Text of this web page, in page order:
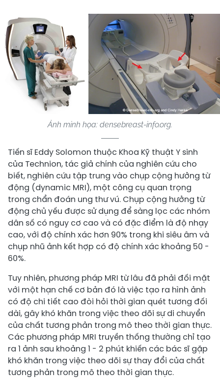
Ảnh minh họa: densebreast-info.org.
Tiến sĩ Eddy Solomon thuộc Khoa Kỹ thuật Y sinh
của Technion, tác giả chính của nghiên cứu cho
biết, nghiên cứu tập trung vào chụp cộng hưởng từ
động (dynamic MRI), một công cụ quan trọng
trong chẩn đoán ung thư vú. Chụp cộng hưởng từ
động chủ yếu được sử dụng để sàng lọc các nhóm
dân số có nguy cơ cao và có đặc điểm là độ nhạy
cao, với độ chính xác hơn 90% trong khi siêu âm và
chụp nhũ ảnh kết hợp có độ chính xác khoảng 50 -
60%.
Tuy nhiên, phương pháp MRI từ lâu đã phải đối mặt
với một hạn chế cơ bản đó là việc tạo ra hình ảnh
có độ chi tiết cao đòi hỏi thời gian quét tương đối
dài, gây khó khăn trong việc theo dõi sự di chuyển
của chất tương phản trong mô theo thời gian thực.
Các phương pháp MRI truyền thống thường chỉ tạo
ra 1 ảnh sau khoảng 1 - 2 phút khiến các bác sĩ gặp
khó khăn trong việc theo dõi sự thay đổi của chất
tương phản trong mô theo thời gian thực.